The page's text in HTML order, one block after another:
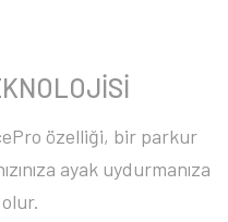
özelliği, bir parkur
ayak uydurmanıza
olur.